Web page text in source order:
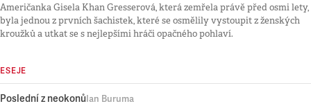
Američanka Gisela Khan Gresserová, která zemřela právě před osmi lety,
byla jednou z prvních šachistek, které se osmělily vystoupit z ženských
kroužků a utkat se s nejlepšími hráči opačného pohlaví.
ESEJE
Poslední z neokonů Ian Buruma